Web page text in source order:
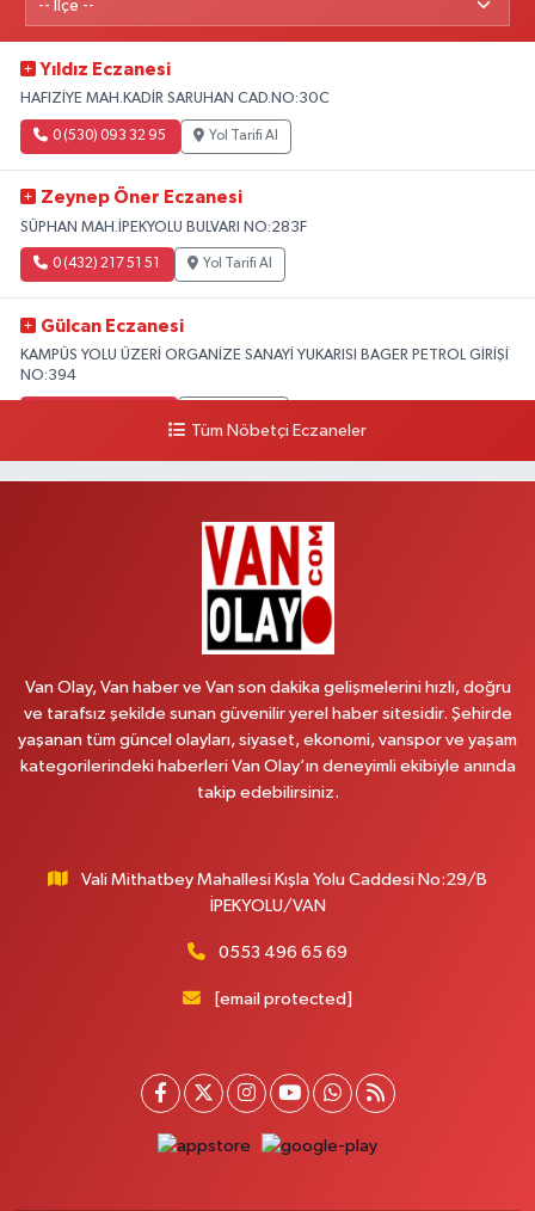
Yıldız Eczanesi
HAFIZİYE MAH.KADİR SARUHAN CAD.NO:30C
0 (530) 093 32 95 Yol Tarifi Al
Zeynep Öner Eczanesi
SÜPHAN MAH.İPEKYOLU BULVARI NO:283F
0 (432) 217 51 51 Yol Tarifi Al
Gülcan Eczanesi
KAMPÜS YOLU ÜZERİ ORGANİZE SANAYİ YUKARISI BAGER PETROL GİRİŞİ
NO:394
HEKİM HASTANESİ ACİL KARŞISI
Yol Tarifi Al
MAHMUDİYE MAH.ATATÜRK CAD.NO:17B
0 (531) 621 69 65 Yol Tarifi Al
Onay Eczanesi
Yenı Derman Eczanesi
Akdamar Hastanesi Acil yanı. İpekyolu. Hatuniye mahallesi terzioğlu, Eski
Yol Tarifi Al
Kışla Mah.Çınarlı Cad.1038 Sk.No:93 3-4
0 (432) 354 37 36 Yol Tarifi Al
Tüm Nöbetçi Eczaneler
Van Olay, Van haber ve Van son dakika gelişmelerini hızlı, doğru
ve tarafsız şekilde sunan güvenilir yerel haber sitesidir. Şehirde
yaşanan tüm güncel olayları, siyaset, ekonomi, vanspor ve yaşam
kategorilerindeki haberleri Van Olay’ın deneyimli ekibiyle anında
takip edebilirsiniz.
Vali Mithatbey Mahallesi Kışla Yolu Caddesi No:29/B
İPEKYOLU/VAN
0553 496 65 69
[email protected]